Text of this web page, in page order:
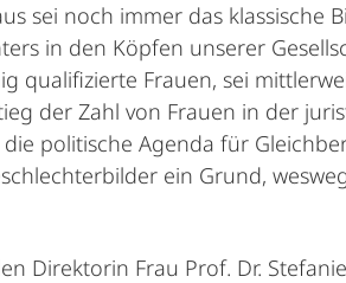
sei noch immer das klassische
in den Köpfen unserer
qualifizierte Frauen, sei
der Zahl von Frauen in der
die politische Agenda für
ein Grund,
Direktorin Frau Prof. Dr.